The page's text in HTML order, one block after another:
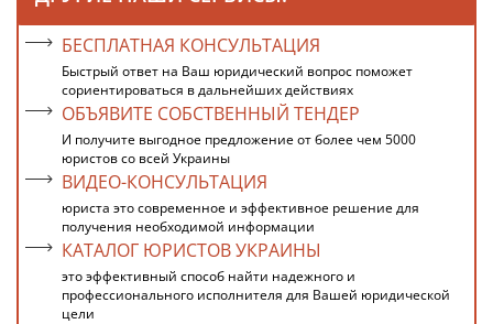
БЕСПЛАТНАЯ КОНСУЛЬТАЦИЯ
Быстрый ответ на Ваш юридический вопрос поможет
сориентироваться в дальнейших действиях
ОБЪЯВИТЕ СОБСТВЕННЫЙ ТЕНДЕР
И получите выгодное предложение от более чем 5000
юристов со всей Украины
ВИДЕО-КОНСУЛЬТАЦИЯ
юриста это современное и эффективное решение для
получения необходимой информации
КАТАЛОГ ЮРИСТОВ УКРАИНЫ
это эффективный способ найти надежного и
профессионального исполнителя для Вашей юридической
цели